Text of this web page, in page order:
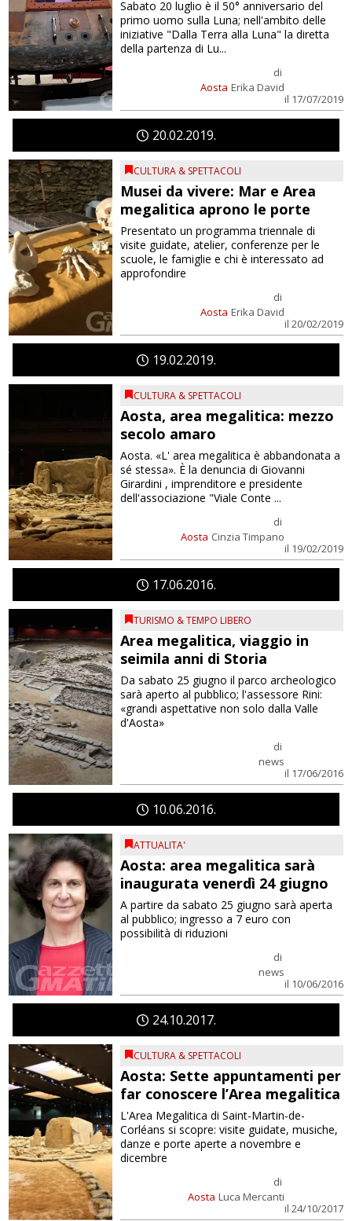
Aosta
di
Erika David
il 17/07/2019
Sabato 20 luglio è il 50° anniversario del
primo uomo sulla Luna; nell'ambito delle
iniziative "Dalla Terra alla Luna" la diretta
della partenza di Lu...
2002 2019
CULTURA & SPETTACOLI
Musei da vivere: Mar e Area
megalitica aprono le porte
Aosta
di
Erika David
il 20/02/2019
Presentato un programma triennale di
visite guidate, atelier, conferenze per le
scuole, le famiglie e chi è interessato ad
approfondire
1902 2019
CULTURA & SPETTACOLI
Aosta, area megalitica: mezzo
secolo amaro
Aosta
di
Cinzia Timpano
il 19/02/2019
Aosta. «L' area megalitica è abbandonata a
sé stessa». È la denuncia di Giovanni
Girardini , imprenditore e presidente
dell'associazione "Viale Conte ...
1706 2016
TURISMO & TEMPO LIBERO
Area megalitica, viaggio in
seimila anni di Storia
di
news
il 17/06/2016
Da sabato 25 giugno il parco archeologico
sarà aperto al pubblico; l'assessore Rini:
«grandi aspettative non solo dalla Valle
d'Aosta»
1006 2016
ATTUALITA'
Aosta: area megalitica sarà
inaugurata venerdì 24 giugno
di
news
il 10/06/2016
A partire da sabato 25 giugno sarà aperta
al pubblico; ingresso a 7 euro con
possibilità di riduzioni
24 10 2017
CULTURA & SPETTACOLI
Aosta: Sette appuntamenti per
far conoscere l’Area megalitica
Aosta
di
Luca Mercanti
il 24/10/2017
L'Area Megalitica di Saint-Martin-de-
Corléans si scopre: visite guidate, musiche,
danze e porte aperte a novembre e
dicembre